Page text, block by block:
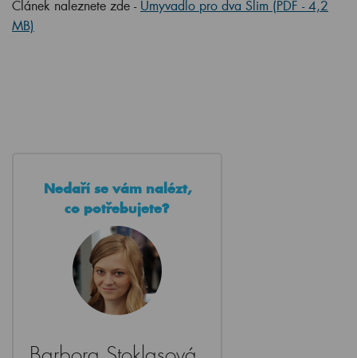
Článek naleznete zde - Umyvadlo pro dva Slim (PDF - 4,2
MB)
Nedaří se vám nalézt,
co potřebujete?